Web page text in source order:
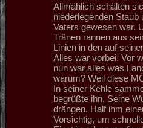
Allmählich schälten
niederlegenden
Vaters gewesen war.
Tränen rannen aus
Linien in den auf
Alles war vorbei. Vor
nun war alles was
warum? Weil diese
In seiner Kehle
begrüßte ihn. Seine
drängen. Half ihm
Vorsichtig, um